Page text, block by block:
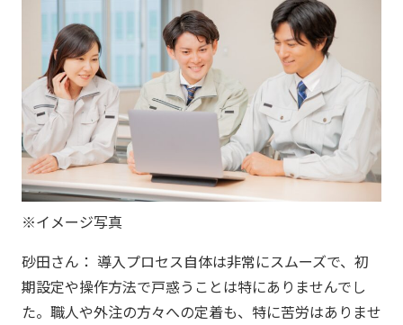
※イメージ写真
砂田さん： 導入プロセス自体は非常にスムーズで、初
期設定や操作方法で戸惑うことは特にありませんでし
た。職人や外注の方々への定着も、特に苦労はありませ